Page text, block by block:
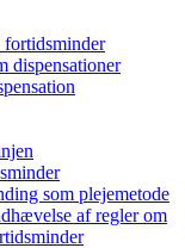
fortidsminder
dispensationer
som plejemetode
af regler om